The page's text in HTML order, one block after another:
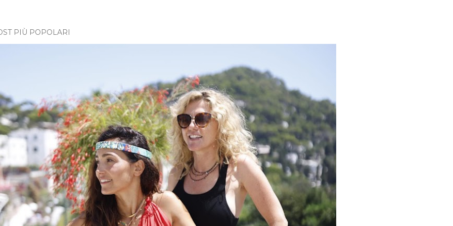
PIÙ POPOLARI